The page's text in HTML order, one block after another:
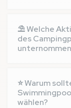
preisgünstige
Unterkünfte,
auch sehr
⛱ Welche
des
Fahrradtouren
⭐ Warum
wählen?